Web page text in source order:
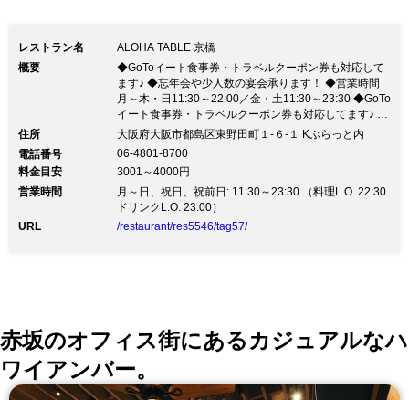
レストラン名
ALOHA TABLE 京橋
概要
◆GoToイート食事券・トラベルクーポン券も対応して
ます♪ ◆忘年会や少人数の宴会承ります！ ◆営業時間
月～木・日11:30～22:00／金・土11:30～23:30 ◆GoTo
イート食事券・トラベルクーポン券も対応してます♪ ◆
忘年会や少人数の宴会承ります！ ◆営業時間 月～木・
ャンペーンでお得に楽しめます♪ ハワイアンな雰囲気と
お料理でリゾート気分！ ◆11/30まで！紫芋・りんご・
栗など旬の素材が味わえる期間限定パンケーキが登場☆
◆私たちはお客様、仲間への安心安全に全力で取り組み
ます。 詳しくは alohatable.com/promise.pdf ◆平日限
算等もまずはお気軽にご相談下さい♪
住所
大阪府大阪市都島区東野田町１-６-１ Kぶらっと内
電話番号
06-4801-8700
料金目安
3001～4000円
営業時間
月～日、祝日、祝前日: 11:30～23:30 （料理L.O. 22:30
ドリンクL.O. 23:00）
URL
/restaurant/res5546/tag57/
赤坂のオフィス街にあるカジュアルなハ
ワイアンバー。